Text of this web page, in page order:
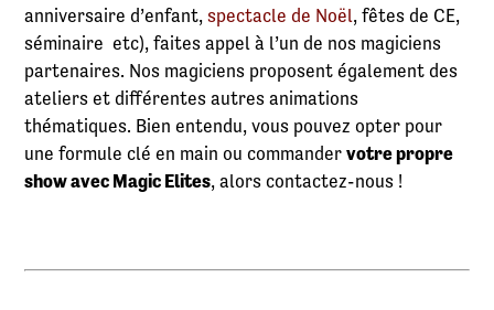
anniversaire d’enfant,spectacle de Noël, fêtes de CE,
séminaire etc), faites appel à l’un de nos magiciens
partenaires. Nos magiciens proposent également des
ateliers et différentes autres animations
thématiques. Bien entendu, vous pouvez opter pour
une formule clé en main ou commandervotre propre
show avec Magic Elites, alors contactez-nous !